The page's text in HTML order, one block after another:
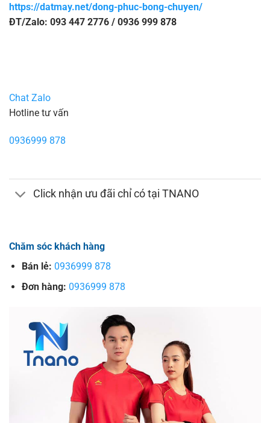
https://datmay.net/dong-phuc-bong-chuyen/
ĐT/Zalo: 093 447 2776 / 0936 999 878
Chat Zalo
Hotline tư vấn
0936999 878
Click nhận ưu đãi chỉ có tại TNANO
Chăm sóc khách hàng
Bán lẻ: 0936999 878
Đơn hàng: 0936999 878